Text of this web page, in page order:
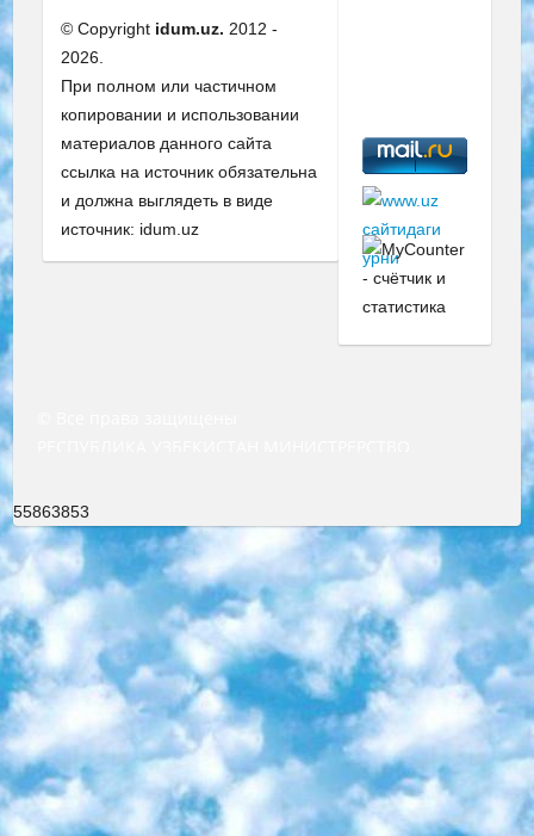
© Copyright idum.uz. 2012 -
2026.
При полном или частичном
копировании и использовании
материалов данного сайта
ссылка на источник обязательна
и должна выглядеть в виде
источник: idum.uz
55863853